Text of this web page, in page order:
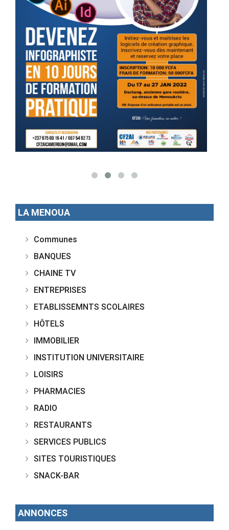
LA MENOUA
Communes
BANQUES
CHAINE TV
ENTREPRISES
ETABLISSEMNTS SCOLAIRES
HÔTELS
IMMOBILIER
INSTITUTION UNIVERSITAIRE
LOISIRS
PHARMACIES
RADIO
RESTAURANTS
SERVICES PUBLICS
SITES TOURISTIQUES
SNACK-BAR
ANNONCES